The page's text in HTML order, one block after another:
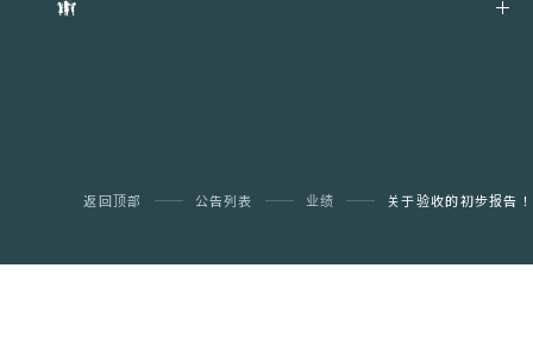
返回顶部 公告列表 业绩 关于验收的初步报告！